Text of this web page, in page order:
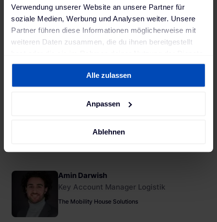
Verwendung unserer Website an unsere Partner für
soziale Medien, Werbung und Analysen weiter. Unsere
Partner führen diese Informationen möglicherweise mit
weiteren Daten zusammen, die du ihnen bereitgestellt
gesammelt haben. Weitere Informationen findest du in
Datenschutzerklärungund unserem
Impressum.
Alle zulassen
Anpassen
Ablehnen
Amin Darwish
Key Account Manager Logistik
The Mobility House Solutions